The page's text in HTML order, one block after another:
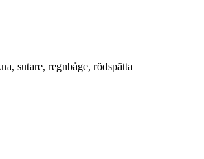
sutare, regnbåge, rödspätta